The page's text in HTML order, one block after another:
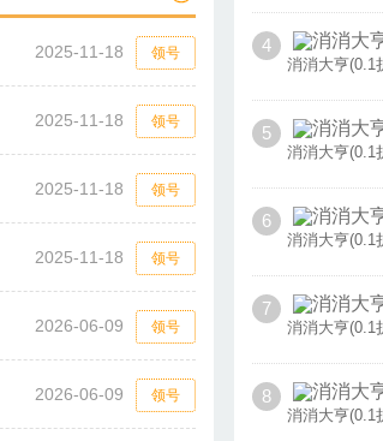
2025-11-18 领号
2025-11-18 领号
2025-11-18 领号
2025-11-18 领号
2026-06-09 领号
2026-06-09 领号
4
5
6
7
8